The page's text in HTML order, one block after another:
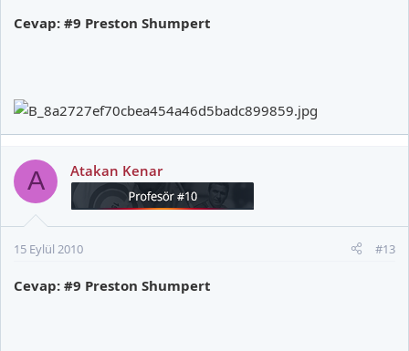
Cevap: #9 Preston Shumpert
A Atakan Kenar
15 Eylül 2010 #13
Cevap: #9 Preston Shumpert